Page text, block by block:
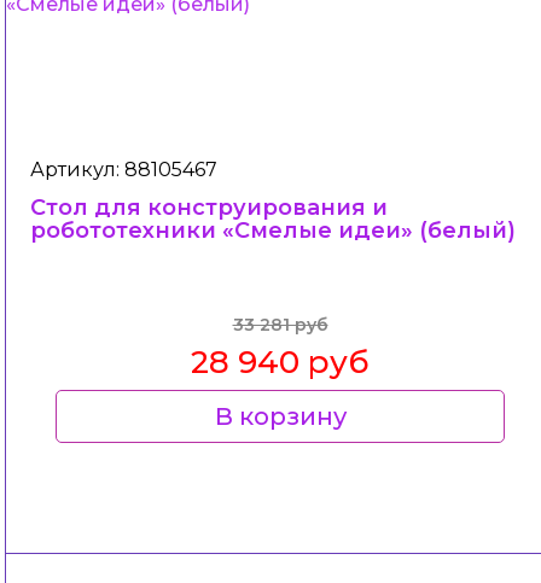
Артикул: 88105467
Стол для конструирования и
робототехники «Смелые идеи» (белый)
33 281 руб
28 940 руб
В корзину